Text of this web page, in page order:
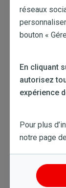
vérifier
Au sens
toit !
tout va bien au
A présent,
bouquin et de
Ce
réseaux
bouton «
En cliquant
autorisez
expérience
Pour plus
notre page de